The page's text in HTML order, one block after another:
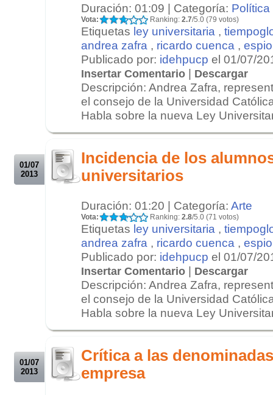
Duración: 01:09 | Categoría: Política
Vota: Ranking: 2.7/5.0 (79 votos)
Etiquetas ley universitaria ,
andrea zafra , ricardo cuenca ,
Publicado por: idehpucp el 01/07/
Insertar Comentario | Descargar
Descripción: Andrea Zafra,
el consejo de la Universidad
Habla sobre la nueva Ley
01/07
2013
Incidencia de los
universitarios
Duración: 01:20 | Categoría: Arte
Vota: Ranking: 2.8/5.0 (71 votos)
Etiquetas ley universitaria ,
andrea zafra , ricardo cuenca ,
Publicado por: idehpucp el 01/07/
Insertar Comentario | Descargar
Descripción: Andrea Zafra,
el consejo de la Universidad
Habla sobre la nueva Ley
01/07
2013
Crítica a las
empresa